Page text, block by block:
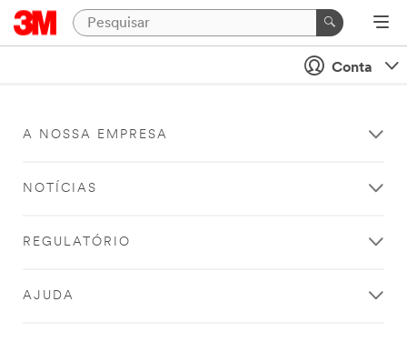
Conta
A NOSSA EMPRESA
NOTÍCIAS
REGULATÓRIO
AJUDA